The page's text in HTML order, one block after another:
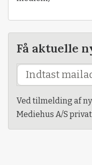
Få aktuelle
Ved tilmelding af
Mediehus A/S